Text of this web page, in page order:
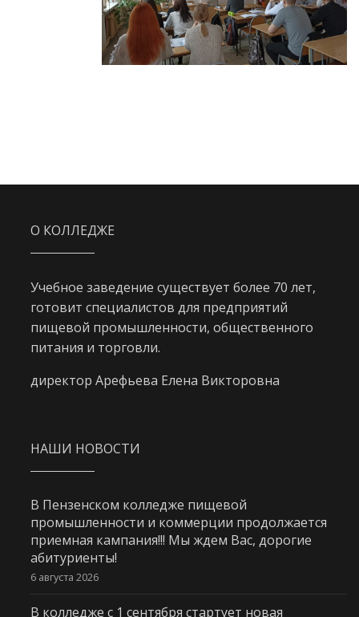
О КОЛЛЕДЖЕ
Учебное заведение существует более 70 лет,
готовит специалистов для предприятий
пищевой промышленности, общественного
питания и торговли.
директор Арефьева Елена Викторовна
НАШИ НОВОСТИ
В Пензенском колледже пищевой
промышленности и коммерции продолжается
приемная кампания!!! Мы ждем Вас, дорогие
абитуриенты!
6 августа 2026
В колледже с 1 сентября стартует новая